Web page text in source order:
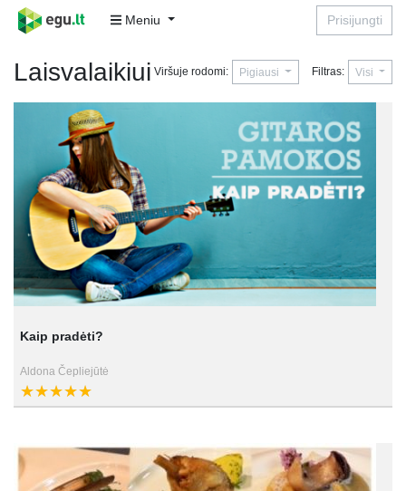
Meniu Prisijungti
Laisvalaikiui Viršuje rodomi: Pigiausi Filtras: Visi
Kaip pradėti?
Aldona Čepliejūtė